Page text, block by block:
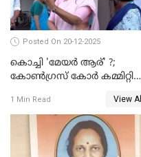
Posted On 20-12-2025
കൊച്ചി 'മേയർ ആര്' ?;
കോണ്‍ഗ്രസ് കോര്‍ കമ്മിറ്റി
1 Min Read View All